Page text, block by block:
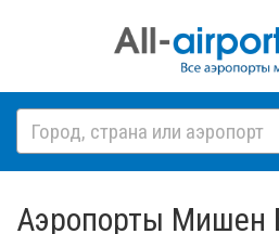
Аэропорты Мишен